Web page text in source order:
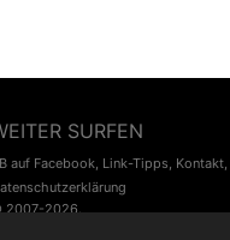
SURFEN
auf Facebook, Link-Tipps, Kontakt,
2007-2026.